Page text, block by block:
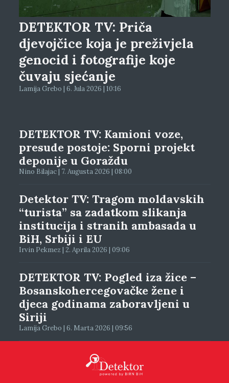
DETEKTOR TV: Priča
djevojčice koja je preživjela
genocid i fotografije koje
čuvaju sjećanje
Lamija Grebo | 6. Jula 2026 | 10:16
DETEKTOR TV: Kamioni voze,
presude postoje: Sporni projekt
deponije u Goraždu
Nino Bilajac | 7. Augusta 2026 | 08:00
Detektor TV: Tragom moldavskih
“turista” sa zadatkom slikanja
institucija i stranih ambasada u
BiH, Srbiji i EU
Irvin Pekmez | 2. Aprila 2026 | 09:06
DETEKTOR TV: Pogled iza žice –
Bosanskohercegovačke žene i
djeca godinama zaboravljeni u
Siriji
Lamija Grebo | 6. Marta 2026 | 09:56